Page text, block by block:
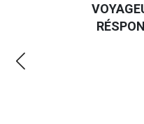
VOYAGEUR ÉCO-
RÉSPONSABLE